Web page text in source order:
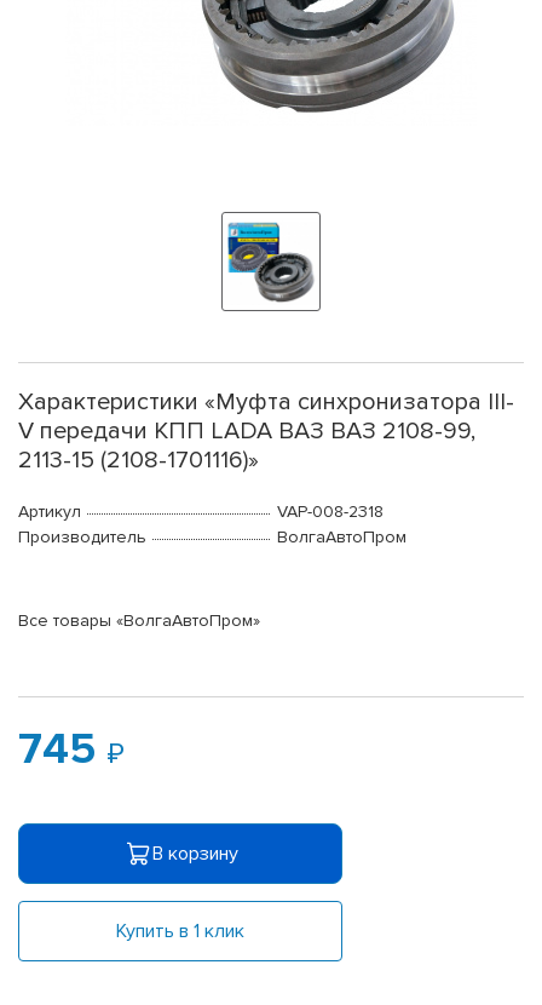
Характеристики «Муфта синхронизатора III-
V передачи КПП LADA ВАЗ ВАЗ 2108-99,
2113-15 (2108-1701116)»
Артикул
VAP-008-2318
Производитель
ВолгаАвтоПром
Все товары «ВолгаАвтоПром»
745
В корзину
Купить в 1 клик